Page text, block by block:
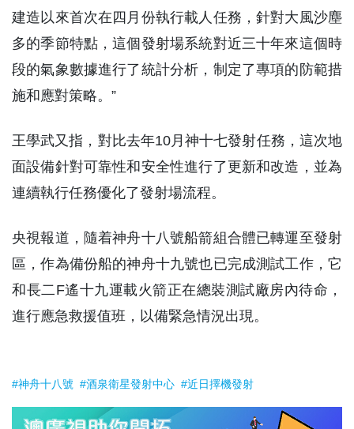
建造以來首次在四月份執行載人任務，針對大風沙塵
多的季節特點，這個發射場系統對近三十年來這個時
段的氣象數據進行了統計分析，制定了專項的防範措
施和應對策略。”
王學武又指，對比去年10月神十七發射任務，這次地
面設備針對可靠性和安全性進行了更新和改造，並為
連續執行任務優化了發射場流程。
央視報道，隨着神舟十八號船箭組合體已轉運至發射
區，作為備份船的神舟十九號也已完成測試工作，它
和長二F遙十九運載火箭正在總裝測試廠房內待命，
進行應急救援值班，以備緊急情況出現。
#神舟十八號 #酒泉衛星發射中心 #近日擇機發射